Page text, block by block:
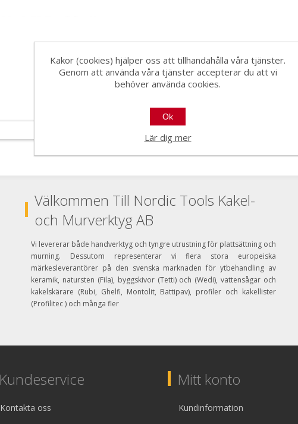
Välkommen Till Nordic Tools Kakel-
och Murverktyg AB
Vi levererar både handverktyg och tyngre utrustning för plattsättning och
murning. Dessutom representerar vi flera stora europeiska
märkesleverantörer på den svenska marknaden för ytbehandling av
keramik, natursten (Fila), byggskivor (Tetti) och (Wedi), vattensågar och
kakelskärare (Rubi, Ghelfi, Montolit, Battipav), profiler och kakellister
(Profilitec ) och många fler
Kundeservice
Kontakta oss
Mitt konto
Kundinformation
Kakor (cookies) hjälper oss att tillhandahålla våra tjänster.
Genom att använda våra tjänster accepterar du att vi
behöver använda cookies.
Ok
Lär dig mer